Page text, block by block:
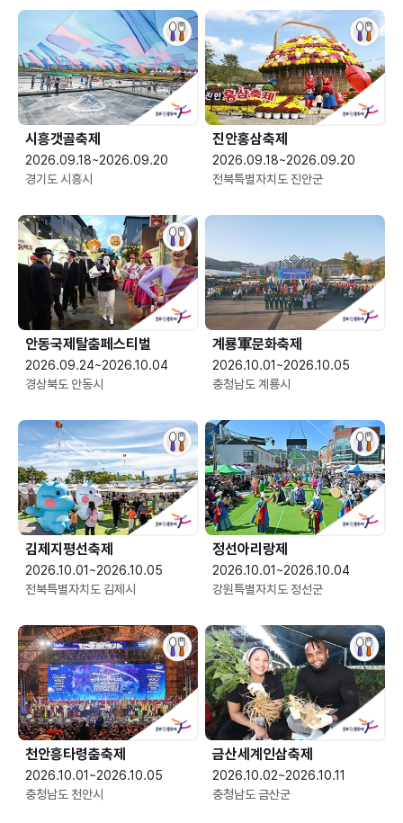
시흥갯골축제
2026.09.18~2026.09.20
경기도 시흥시
진안홍삼축제
2026.09.18~2026.09.20
전북특별자치도 진안군
안동국제탈춤페스티벌
2026.09.24~2026.10.04
경상북도 안동시
2026.10.01~2026.10.05
충청남도 계룡시
김제지평선축제
2026.10.01~2026.10.05
전북특별자치도 김제시
정선아리랑제
2026.10.01~2026.10.04
강원특별자치도 정선군
천안흥타령춤축제
2026.10.01~2026.10.05
충청남도 천안시
금산세계인삼축제
2026.10.02~2026.10.11
충청남도 금산군